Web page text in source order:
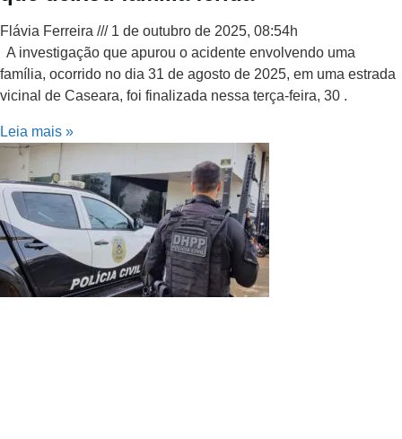
Flávia Ferreira
1 de outubro de 2025, 08:54h
A investigação que apurou o acidente envolvendo uma
família, ocorrido no dia 31 de agosto de 2025, em uma estrada
vicinal de Caseara, foi finalizada nessa terça-feira, 30 .
Leia mais »